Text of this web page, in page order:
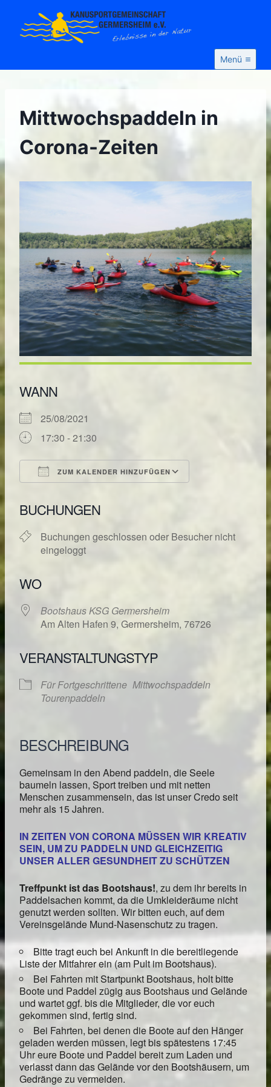
Inhalt
springen
Menü
Mittwochspaddeln in
Corona-Zeiten
WANN
25/08/2021
17:30 - 21:30
ZUM KALENDER HINZUFÜGEN
Google
BUCHUNGEN
Buchungen geschlossen oder Besucher nicht
eingeloggt
WO
Bootshaus KSG Germersheim
Am Alten Hafen 9, Germersheim, 76726
VERANSTALTUNGSTYP
Für Fortgeschrittene Mittwochspaddeln
Tourenpaddeln
BESCHREIBUNG
Gemeinsam in den Abend paddeln, die Seele
baumeln lassen, Sport treiben und mit netten
Menschen zusammensein, das ist unser Credo seit
mehr als 15 Jahren.
IN ZEITEN VON CORONA MÜSSEN WIR KREATIV
SEIN, UM ZU PADDELN UND GLEICHZEITIG
UNSER ALLER GESUNDHEIT ZU SCHÜTZEN
Treffpunkt ist das Bootshaus!, zu dem ihr bereits in
Paddelsachen kommt, da die Umkleideräume nicht
genutzt werden sollten. Wir bitten euch, auf dem
Vereinsgelände Mund-Nasenschutz zu tragen.
Bitte tragt euch bei Ankunft in die bereitliegende
Liste der Mitfahrer ein (am Pult im Bootshaus).
Bei Fahrten mit Startpunkt Bootshaus, holt bitte
Boote und Paddel zügig aus Bootshaus und Gelände
und wartet ggf. bis die Mitglieder, die vor euch
gekommen sind, fertig sind.
Bei Fahrten, bei denen die Boote auf den Hänger
geladen werden müssen, legt bis spätestens 17:45
Uhr eure Boote und Paddel bereit zum Laden und
verlasst dann das Gelände vor den Bootshäusern, um
Gedränge zu vermeiden.